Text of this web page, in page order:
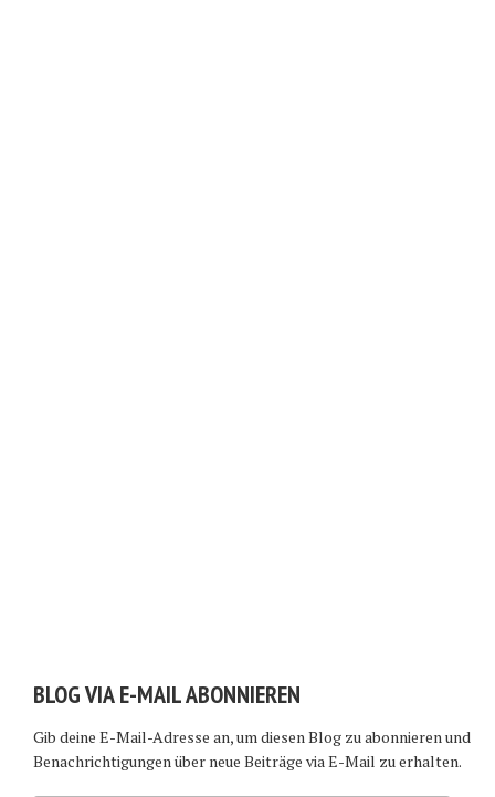
BLOG VIA E-MAIL ABONNIEREN
Gib deine E-Mail-Adresse an, um diesen Blog zu abonnieren und
Benachrichtigungen über neue Beiträge via E-Mail zu erhalten.